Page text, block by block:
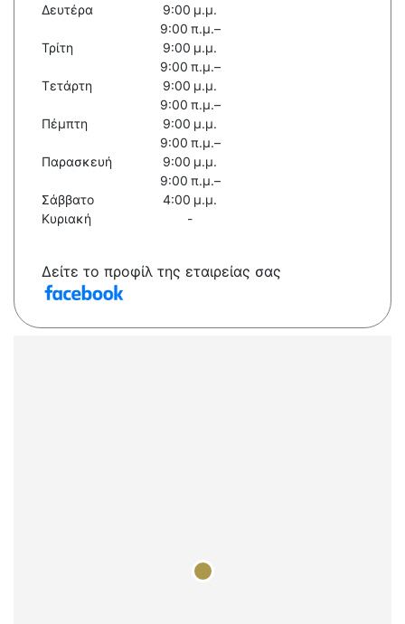
Δευτέρα
9:00 μ.μ.
Τρίτη
9:00 π.μ.–
9:00 μ.μ.
Τετάρτη
9:00 π.μ.–
9:00 μ.μ.
Πέμπτη
9:00 π.μ.–
9:00 μ.μ.
Παρασκευή
9:00 π.μ.–
9:00 μ.μ.
Σάββατο
9:00 π.μ.–
4:00 μ.μ.
Κυριακή
-
Δείτε το προφίλ της εταιρείας σας